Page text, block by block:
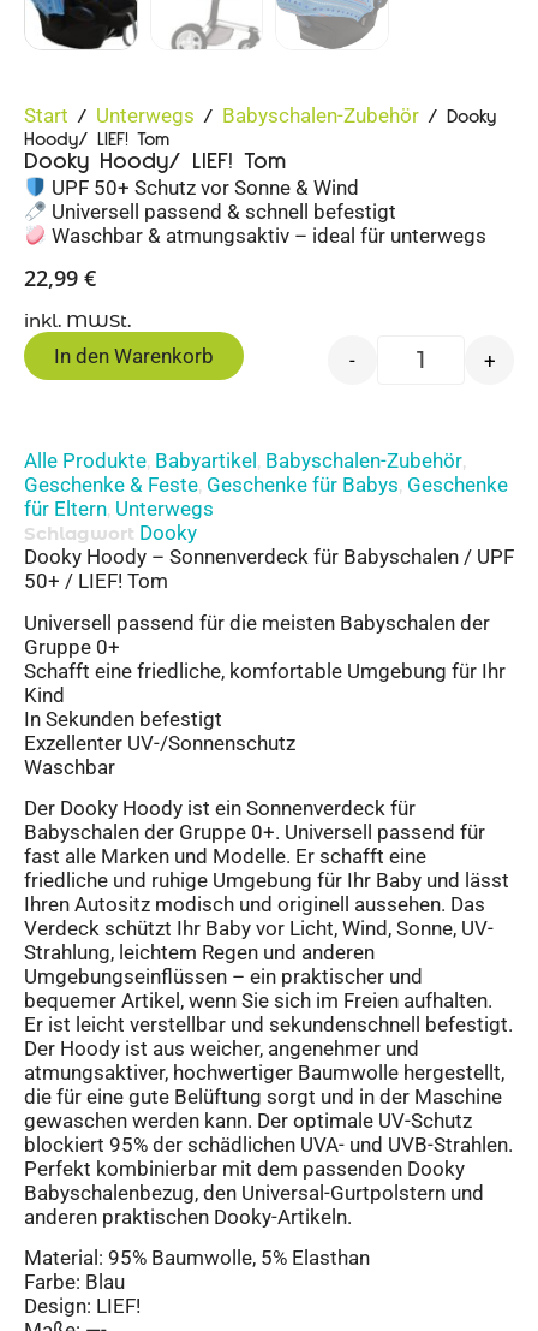
Start / Unterwegs / Babyschalen-Zubehör / Dooky
Hoody/ LIEF! Tom
Dooky Hoody/ LIEF! Tom
UPF 50+ Schutz vor Sonne & Wind
Universell passend & schnell befestigt
Waschbar & atmungsaktiv – ideal für unterwegs
22,99 €
inkl. MWSt.
- +
In den Warenkorb
Alle Produkte, Babyartikel , Babyschalen-Zubehör,
Geschenke & Feste, Geschenke für Babys, Geschenke
für Eltern, Unterwegs
Schlagwort Dooky
Dooky Hoody – Sonnenverdeck für Babyschalen / UPF
50+ / LIEF! Tom
Universell passend für die meisten Babyschalen der
Gruppe 0+
Schafft eine friedliche, komfortable Umgebung für Ihr
Kind
In Sekunden befestigt
Exzellenter UV-/Sonnenschutz
Waschbar
Der Dooky Hoody ist ein Sonnenverdeck für
Babyschalen der Gruppe 0+. Universell passend für
fast alle Marken und Modelle. Er schafft eine
friedliche und ruhige Umgebung für Ihr Baby und lässt
Ihren Autositz modisch und originell aussehen. Das
Verdeck schützt Ihr Baby vor Licht, Wind, Sonne, UV-
Strahlung, leichtem Regen und anderen
Umgebungseinflüssen – ein praktischer und
bequemer Artikel, wenn Sie sich im Freien aufhalten.
Er ist leicht verstellbar und sekundenschnell befestigt.
Der Hoody ist aus weicher, angenehmer und
atmungsaktiver, hochwertiger Baumwolle hergestellt,
die für eine gute Belüftung sorgt und in der Maschine
gewaschen werden kann. Der optimale UV-Schutz
blockiert 95% der schädlichen UVA- und UVB-Strahlen.
Perfekt kombinierbar mit dem passenden Dooky
Babyschalenbezug, den Universal-Gurtpolstern und
anderen praktischen Dooky-Artikeln.
Material: 95% Baumwolle, 5% Elasthan
Farbe: Blau
Design: LIEF!